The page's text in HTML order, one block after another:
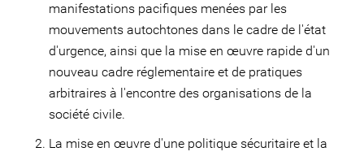
manifestations pacifiques menées par les
mouvements autochtones dans le cadre de l'état
d'urgence, ainsi que la mise en œuvre rapide d'un
nouveau cadre réglementaire et de pratiques
arbitraires à l'encontre des organisations de la
société civile.
La mise en œuvre d'une politique sécuritaire et la